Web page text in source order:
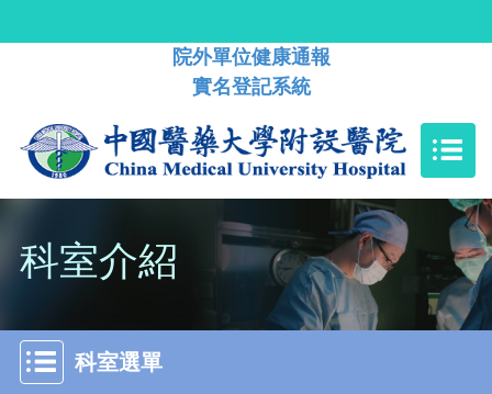
院外單位健康通報
實名登記系統
科室介紹
科室選單